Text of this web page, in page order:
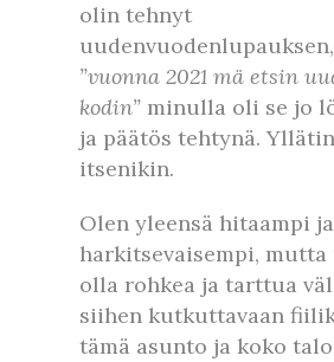
olin tehnyt
”vuonna 2021 mä etsin
kodin” minulla oli se jo
ja päätös tehtynä.
itsenikin.
Olen yleensä hitaampi ja
harkitsevaisempi,
olla rohkea ja tarttua
siihen kutkuttavaan
tämä asunto ja koko